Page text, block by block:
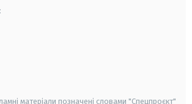
матеріали позначені словами "Спецпроєкт"